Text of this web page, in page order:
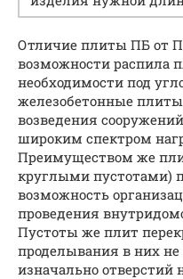
Отличие плиты ПБ от
возможности распила
необходимости под
железобетонные
возведения
широким спектром
Преимуществом же
круглыми пустотами)
возможность
проведения
Пустоты же плит
проделывания в них
изначально отверстий